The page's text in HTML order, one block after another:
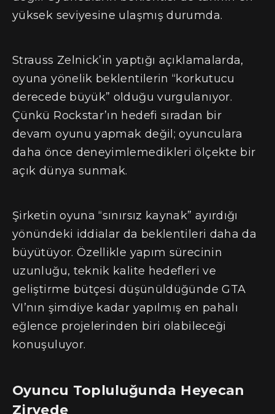
yüksek seviyesine ulaşmış durumda.
Strauss Zelnick’in yaptığı açıklamalarda,
oyuna yönelik beklentilerin “korkutucu
derecede büyük” olduğu vurgulanıyor.
Çünkü Rockstar’ın hedefi sıradan bir
devam oyunu yapmak değil; oyunculara
daha önce deneyimlemedikleri ölçekte bir
açık dünya sunmak.
Şirketin oyuna “sınırsız kaynak” ayırdığı
yönündeki iddialar da beklentileri daha da
büyütüyor. Özellikle yapım sürecinin
uzunluğu, teknik kalite hedefleri ve
geliştirme bütçesi düşünüldüğünde GTA
VI’nın şimdiye kadar yapılmış en pahalı
eğlence projelerinden biri olabileceği
konuşuluyor.
Oyuncu Topluluğunda Heyecan
Zirvede